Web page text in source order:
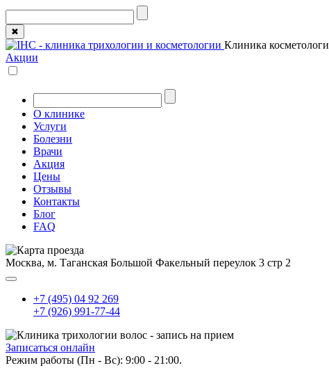
✖
Клиника
Акции
О клинике
Услуги
Болезни
Врачи
Акция
Цены
Отзывы
Контакты
Блог
FAQ
Москва, м. Таганская Большой Факельный переулок 3 стр 2
+7 (495) 04 92 269
+7 (926) 991-77-44
Записаться онлайн
Режим работы (Пн - Вс): 9:00 - 21:00.